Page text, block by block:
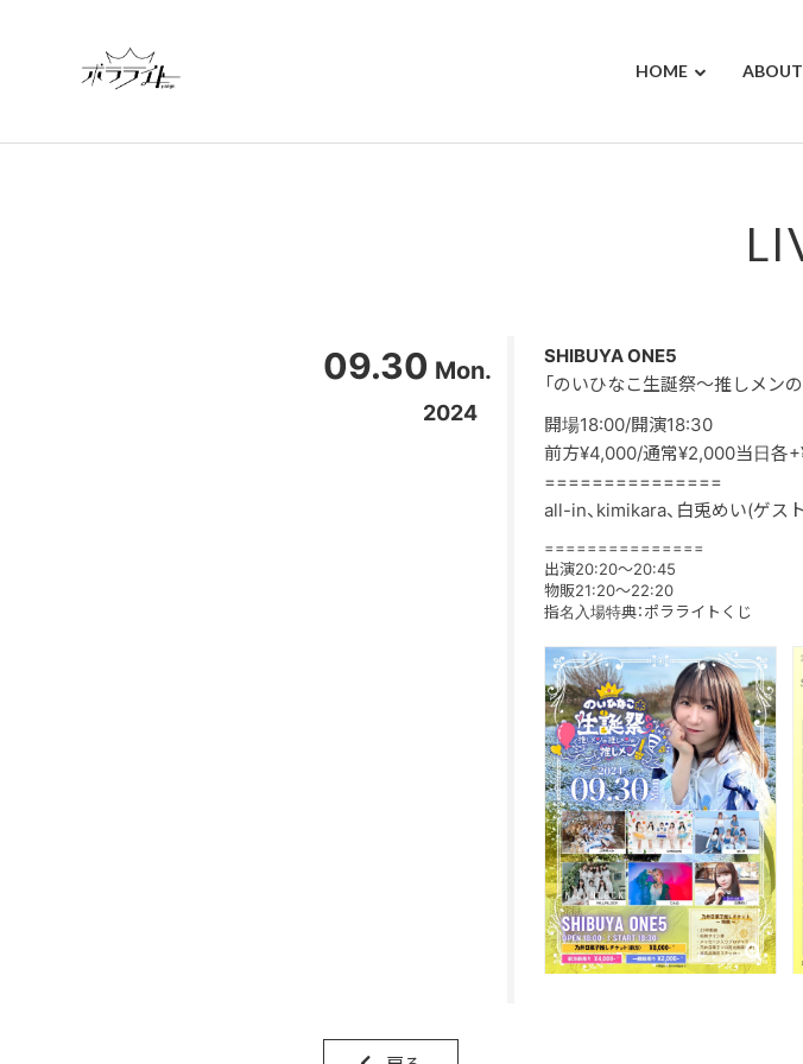
HOME ABOUT
09.30 Mon.
2024
SHIBUYA ONE5
「のいひなこ生誕祭〜推しメン
開場18:00/開演18:30
前方¥4,000/通常¥2,000当日各
===============
all-in、kimikara、白兎めい(ゲス
===============
出演20:20～20:45
物販21:20～22:20
指名入場特典：ポラライトくじ